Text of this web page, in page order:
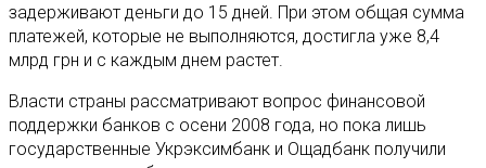
задерживают деньги до 15 дней. При этом общая сумма
платежей, которые не выполняются, достигла уже 8,4
млрд грн и с каждым днем растет.
Власти страны рассматривают вопрос финансовой
поддержки банков с осени 2008 года, но пока лишь
государственные Укрэксимбанк и Ощадбанк получили